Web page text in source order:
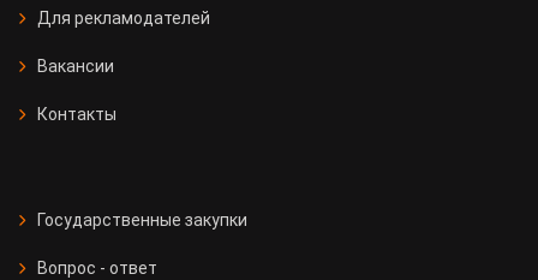
Для рекламодателей
Вакансии
Контакты
Государственные закупки
Вопрос - ответ